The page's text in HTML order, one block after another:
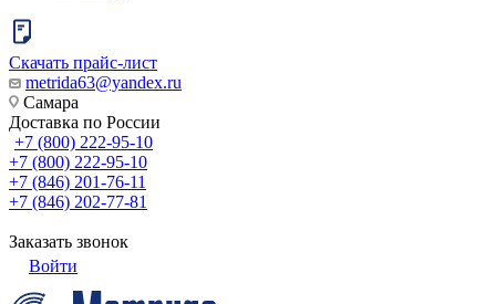
Скачать прайс-лист
metrida63@yandex.ru
Самара
Доставка по России
+7 (800) 222-95-10
+7 (800) 222-95-10
+7 (846) 201-76-11
+7 (846) 202-77-81
Заказать звонок
Войти